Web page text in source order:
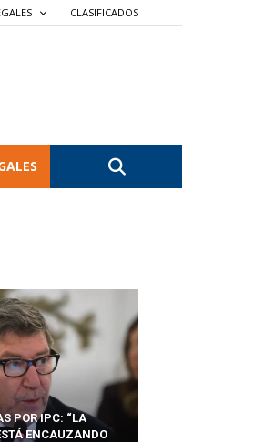
CLASIFICADOS
POR IPC: “LA
ENCAUZANDO